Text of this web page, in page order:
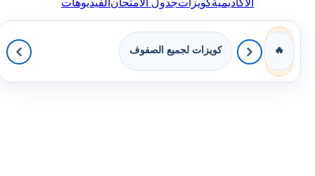
الأكاديميةكويزاتجدول الامتحانالفيديوهات
🔥 كويزات لجميع الصفوف